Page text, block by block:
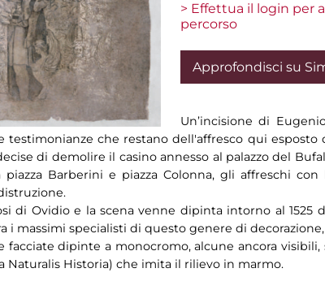
> Effettua il login per
percorso
Approfondisci su
Un’incisione di
che restano dell'affresco qui esposto
di demolire il casino annesso al palazzo del
Barberini e piazza Colonna, gli affreschi
di Ovidio e la scena venne dipinta intorno al 1525
i massimi specialisti di questo genere di
facciate dipinte a monocromo, alcune ancora
Naturalis Historia) che imita il rilievo in marmo.